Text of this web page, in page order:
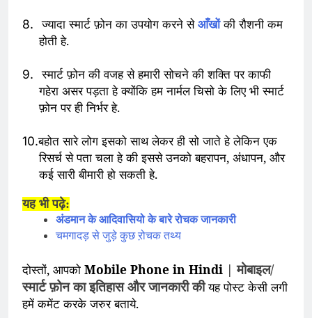
8. ज्यादा स्मार्ट फ़ोन का उपयोग करने सेआँखोंकी रौशनी कम
होती हे.
9.
स्मार्ट फ़ोन की वजह से हमारी सोचने की शक्ति पर काफी
गहेरा असर पड़ता हे क्योंकि हम नार्मल चिसो के लिए भी स्मार्ट
फ़ोन पर ही निर्भर हे.
10.बहोत सारे लोग इसको साथ लेकर ही सो जाते हे लेकिन एक
रिसर्च से पता चला हे की इससे उनको बहरापन, अंधापन, और
कई सारी बीमारी हो सकती हे.
यह भी पढ़े:
अंडमान के आदिवासियो के बारे रोचक जानकारी
चमगादड़ से जुड़े कुछ ऱोचक तथ्य
दोस्तों, आपको Mobile Phone in Hindi |मोबाइल/
स्मार्ट फ़ोन का इतिहास और जानकारी कीयह पोस्ट केसी लगी
हमें कमेंट करके जरुर बताये.